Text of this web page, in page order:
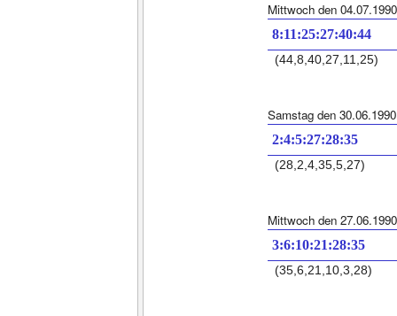
Mittwoch den 04.07.1990
8:11:25:27:40:44
(44,8,40,27,11,25)
Samstag den 30.06.1990
2:4:5:27:28:35
(28,2,4,35,5,27)
Mittwoch den 27.06.1990
3:6:10:21:28:35
(35,6,21,10,3,28)